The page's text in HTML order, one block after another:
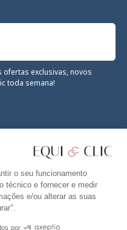
o seu funcionamento
técnico e fornecer e medir
e/ou alterar as suas
por
exclusivas, novos
toda semana!
Twitter
YouTube